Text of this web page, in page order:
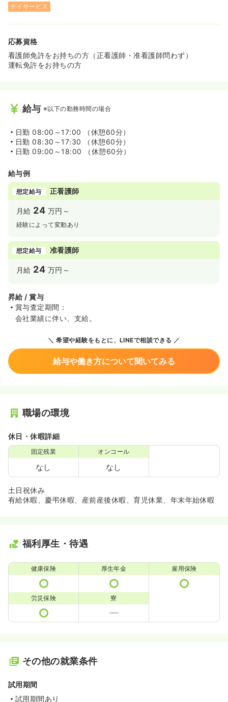
デイサービス
応募資格
看護師免許をお持ちの方（正看護師・准看護師問わず）
運転免許をお持ちの方
給与 ※以下の勤務時間の場合
日勤 08:00～17:00 （休憩60分）
日勤 08:30～17:30 （休憩60分）
日勤 09:00～18:00 （休憩60分）
給与例
想定給与 正看護師
月給 24 万円～
経験によって変動あり
想定給与 准看護師
月給 24 万円～
昇給 / 賞与
賞与査定期間：
会社業績に伴い、支給。
希望や経験をもとに、LINEで相談できる
給与や働き方について聞いてみる
職場の環境
休日・休暇詳細
固定残業
なし
オンコール
なし
土日祝休み
有給休暇、慶弔休暇、産前産後休暇、育児休業、年末年始休暇
福利厚生・待遇
健康保険 厚生年金 雇用保険
労災保険 寮
その他の就業条件
試用期間
試用期間あり